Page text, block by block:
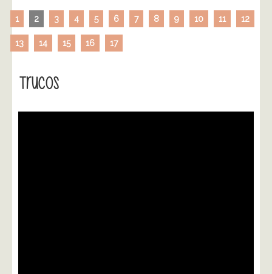
1 2 3 4 5 6 7 8 9 10 11 12
13 14 15 16 17
Trucos